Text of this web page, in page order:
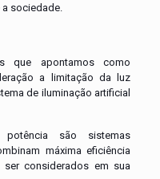
sociedade.
que apontamos como
a limitação da luz
de iluminação artificial
são sistemas
máxima eficiência
considerados em sua